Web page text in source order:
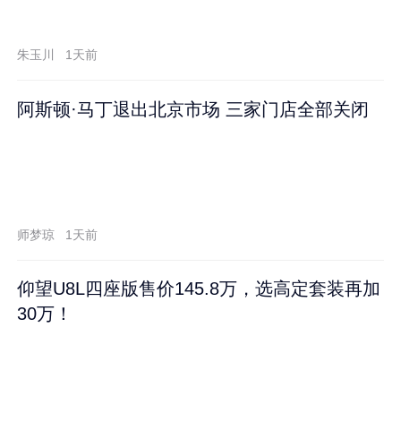
朱玉川 1天前
阿斯顿·马丁退出北京市场 三家门店全部关闭
师梦琼 1天前
仰望U8L四座版售价145.8万，选高定套装再加
30万！